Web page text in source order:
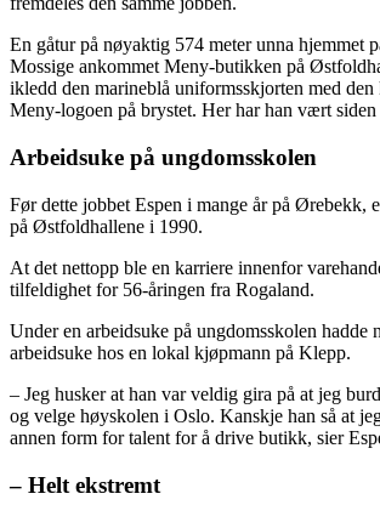
En gåtur på nøyaktig 574 meter unna hjemmet
Mossige ankommet Meny-butikken på
ikledd den marineblå uniformsskjorten med den
Meny-logoen på brystet. Her har han vært siden
Arbeidsuke på ungdomsskolen
Før dette jobbet Espen i mange år på Ørebekk,
på Østfoldhallene i 1990.
At det nettopp ble en karriere innenfor
tilfeldighet for 56-åringen fra Rogaland.
Under en arbeidsuke på ungdomsskolen hadde
arbeidsuke hos en lokal kjøpmann på Klepp.
– Jeg husker at han var veldig gira på at jeg
og velge høyskolen i Oslo. Kanskje han så at
annen form for talent for å drive butikk, sier
– Helt ekstremt